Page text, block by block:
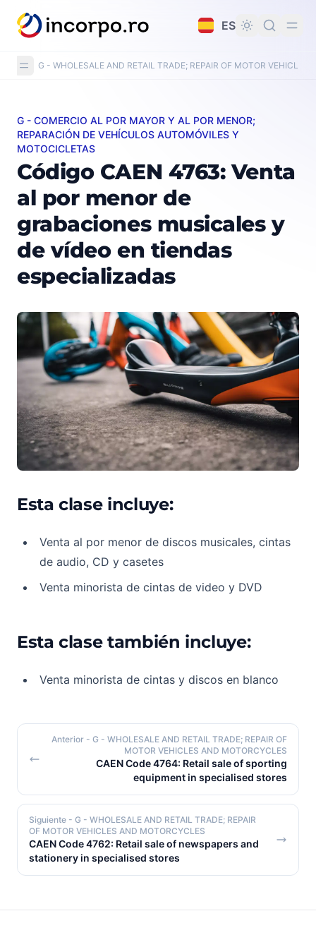
principal
ES
G - WHOLESALE AND RETAIL TRADE; REPAIR OF MOTOR VEHICLES
Código CAEN 4763: Venta al por menor de
G - COMERCIO AL POR MAYOR Y AL POR MENOR;
REPARACIÓN DE VEHÍCULOS AUTOMÓVILES Y
MOTOCICLETAS
Código CAEN 4763: Venta
al por menor de
grabaciones musicales y
de vídeo en tiendas
especializadas
Esta clase incluye:
Venta al por menor de discos musicales, cintas
de audio, CD y casetes
Venta minorista de cintas de video y DVD
Esta clase también incluye:
Venta minorista de cintas y discos en blanco
Anterior - G - WHOLESALE AND RETAIL TRADE; REPAIR OF
MOTOR VEHICLES AND MOTORCYCLES
CAEN Code 4764: Retail sale of sporting
equipment in specialised stores
Siguiente - G - WHOLESALE AND RETAIL TRADE; REPAIR
OF MOTOR VEHICLES AND MOTORCYCLES
CAEN Code 4762: Retail sale of newspapers and
stationery in specialised stores